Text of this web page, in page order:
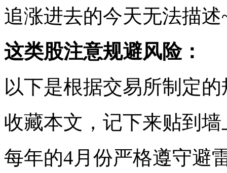
追涨进去的今天无法描
这类股注意规避风险：
以下是根据交易所制定
收藏本文，记下来贴到
每年的4月份严格遵守避